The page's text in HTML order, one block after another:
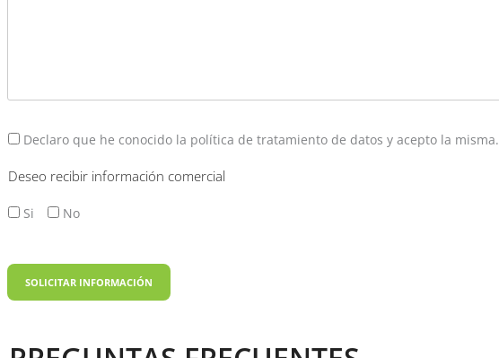
Declaro que he conocido la política de tratamiento de datos y acepto la misma.
Deseo recibir información comercial
Si No